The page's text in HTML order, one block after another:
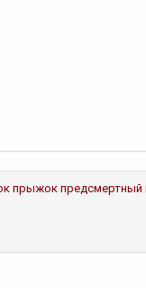
прыжок